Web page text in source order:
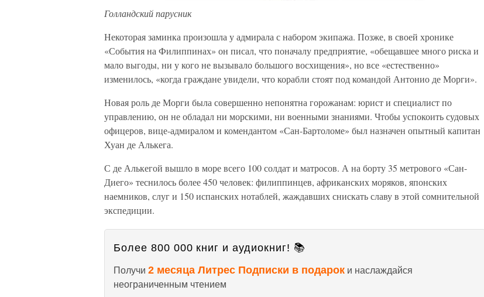
Голландский парусник
Некоторая заминка произошла у адмирала с набором экипажа. Позже, в своей хронике
«События на Филиппинах» он писал, что поначалу предприятие, «обещавшее много риска и
мало выгоды, ни у кого не вызывало большого восхищения», но все «естественно»
изменилось, «когда граждане увидели, что корабли стоят под командой Антонио де Морги».
Новая роль де Морги была совершенно непонятна горожанам: юрист и специалист по
управлению, он не обладал ни морскими, ни военными знаниями. Чтобы успокоить судовых
офицеров, вице-адмиралом и комендантом «Сан-Бартоломе» был назначен опытный капитан
Хуан де Алькега.
С де Алькегой вышло в море всего 100 солдат и матросов. А на борту 35 метрового «Сан-
Диего» теснилось более 450 человек: филиппинцев, африканских моряков, японских
наемников, слуг и 150 испанских нотаблей, жаждавших снискать славу в этой сомнительной
экспедиции.
Более 800 000 книг и аудиокниг! 📚
Получи 2 месяца Литрес Подписки в подарок и наслаждайся
неограниченным чтением